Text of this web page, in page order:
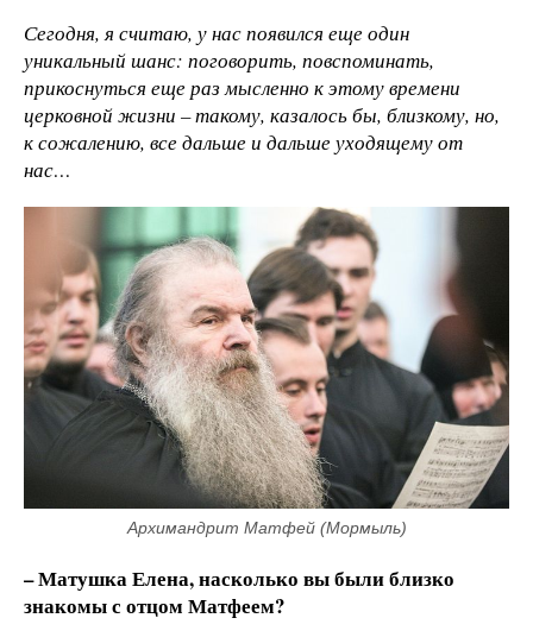
Сегодня, я считаю, у нас появился еще один
уникальный шанс: поговорить, повспоминать,
прикоснуться еще раз мысленно к этому времени
церковной жизни – такому, казалось бы, близкому, но,
к сожалению, все дальше и дальше уходящему от
нас…
Архимандрит Матфей (Мормыль)
– Матушка Елена, насколько вы были близко
знакомы с отцом Матфеем?